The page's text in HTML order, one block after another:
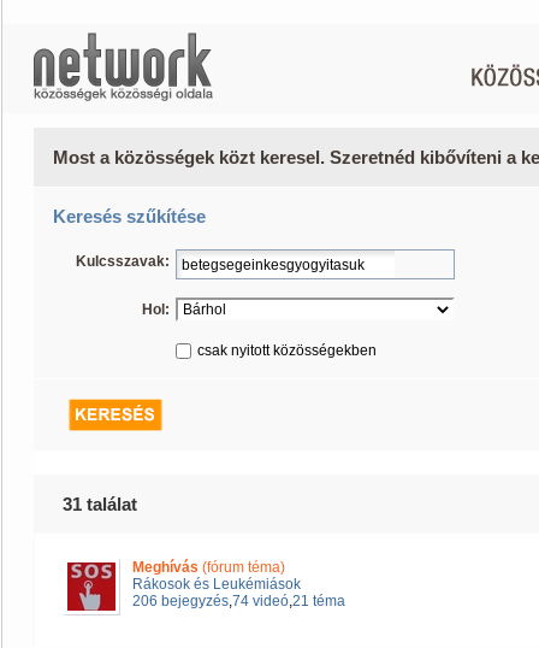
Most a közösségek közt keresel. Szeretnéd kibővíteni a
Keresés szűkítése
Kulcsszavak:
Hol:
csak nyitott közösségekben
31 találat
Meghívás (fórum téma)
Rákosok és Leukémiások
206 bejegyzés,74 videó,21 téma